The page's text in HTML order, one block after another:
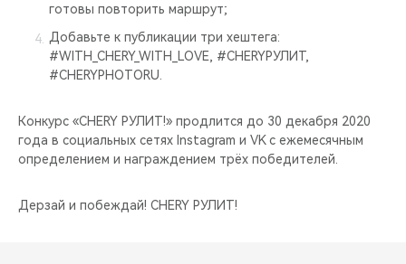
готовы повторить маршрут;
Добавьте к публикации три хештега:
#WITH_CHERY_WITH_LOVE, #CHERYРУЛИТ,
#CHERYPHOTORU.
Конкурс «CHERY РУЛИТ!» продлится до 30 декабря 2020
года в социальных сетях Instagram и VK с ежемесячным
определением и награждением трёх победителей.
Дерзай и побеждай! CHERY РУЛИТ!